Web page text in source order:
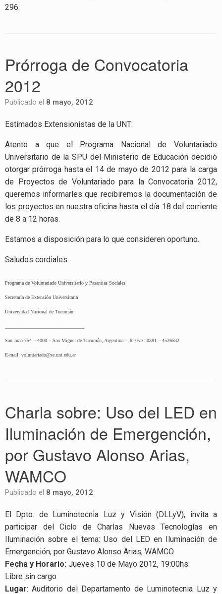
296.
Prórroga de Convocatoria
2012
Publicado el 8 mayo, 2012
Estimados Extensionistas de la UNT:
Atento a que el Programa Nacional de Voluntariado
Universitario de la SPU del Ministerio de Educación decidió
otorgar prórroga hasta el 14 de mayo de 2012 para la carga
de Proyectos de Voluntariado para la Convocatoria 2012,
queremos informarles que recibiremos la documentación de
los proyectos en nuestra oficina hasta el día 18 del corriente
de 8 a 12 horas.
Estamos a disposición para lo que consideren oportuno.
Saludos cordiales.
Programa de Voluntariado Universitario y Pasantías Sociales
Secretaría de Extensión Universitaria
Universidad Nacional de Tucumán
San Juan 754 – 4000 – San Miguel de Tucumán, Argentina – Tel/Fax: 0381 – 4526532
E-mail: voluntariado@se.unt.edu.ar
Charla sobre: Uso del LED en
Iluminación de Emergención,
por Gustavo Alonso Arias,
WAMCO
Publicado el 8 mayo, 2012
El Dpto. de Luminotecnia Luz y Visión (DLLyV), invita a
participar del Ciclo de Charlas Nuevas Tecnologías en
Iluminación sobre el tema: Uso del LED en Iluminación de
Emergención, por Gustavo Alonso Arias, WAMCO.
Fecha y Horario: Jueves 10 de Mayo 2012, 19:00hs.
Libre sin cargo
Lugar: Auditorio del Departamento de Luminotecnia Luz y